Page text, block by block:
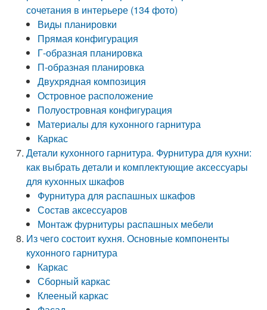
сочетания в интерьере (134 фото)
Виды планировки
Прямая конфигурация
Г-образная планировка
П-образная планировка
Двухрядная композиция
Островное расположение
Полуостровная конфигурация
Материалы для кухонного гарнитура
Каркас
Детали кухонного гарнитура. Фурнитура для кухни:
как выбрать детали и комплектующие аксессуары
для кухонных шкафов
Фурнитура для распашных шкафов
Состав аксессуаров
Монтаж фурнитуры распашных мебели
Из чего состоит кухня. Основные компоненты
кухонного гарнитура
Каркас
Сборный каркас
Клееный каркас